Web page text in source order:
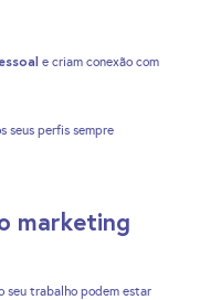
e criam conexão com
seus perfis sempre
marketing
seu trabalho podem estar